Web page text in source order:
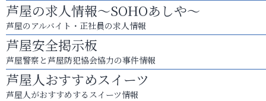
芦屋の求人情報～SOHOあしや～
芦屋のアルバイト・正社員の求人情報
芦屋安全掲示板
芦屋警察と芦屋防犯協会協力の事件情報
芦屋人おすすめスイーツ
芦屋人がおすすめするスイーツ情報